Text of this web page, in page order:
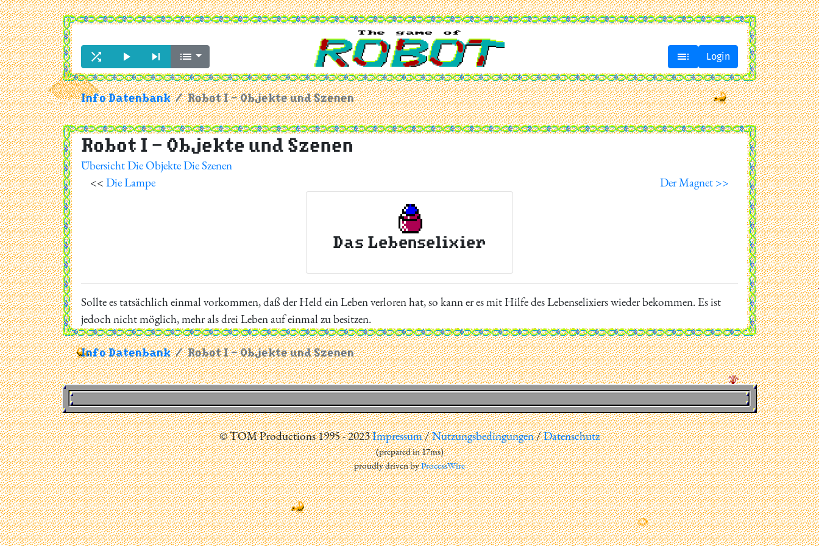
     Login
Info Datenbank Robot I - Objekte und Szenen
Robot I - Objekte und Szenen
ÜbersichtDie ObjekteDie Szenen
<< Die Lampe Der Magnet >>
Das Lebenselixier
Sollte es tatsächlich einmal vorkommen, daß der Held ein Leben verloren hat, so kann er es mit Hilfe des Lebenselixiers wieder bekommen. Es ist
jedoch nicht möglich, mehr als drei Leben auf einmal zu besitzen.
Info Datenbank Robot I - Objekte und Szenen
© TOM Productions 1995 - 2023Impressum/Nutzungsbedingungen/Datenschutz
(prepared in 17ms)
proudly driven byProcessWire